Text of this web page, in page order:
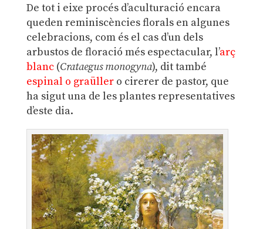
De tot i eixe procés d’aculturació encara
queden reminiscències florals en algunes
celebracions, com és el cas d’un dels
arbustos de floració més espectacular, l’arç
blanc(Crataegus monogyna), dit també
espinal o graüllero cirerer de pastor, que
ha sigut una de les plantes representatives
d’este dia.